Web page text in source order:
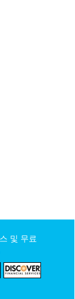
및 무료